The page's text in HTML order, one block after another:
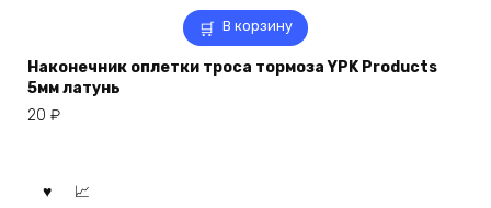
В корзину
Наконечник оплетки троса тормоза YPK Products
5мм латунь
20 ₽